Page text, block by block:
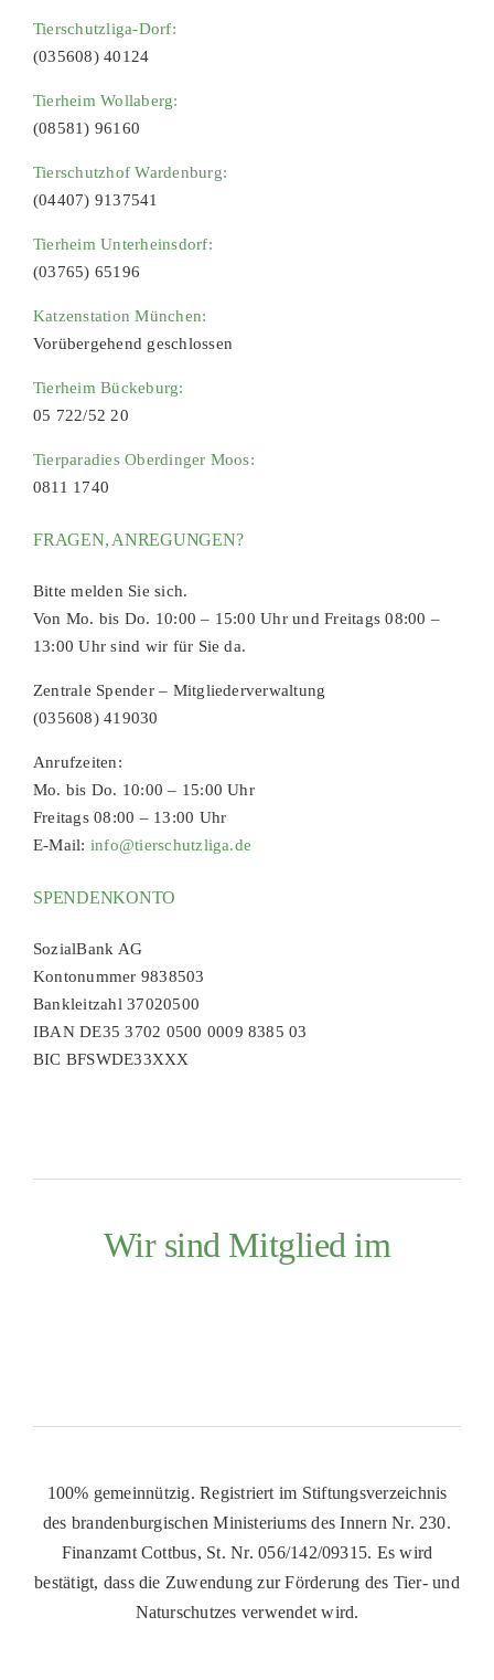
Tierschutzliga-Dorf:
(035608) 40124
Tierheim Wollaberg:
(08581) 96160
Tierschutzhof Wardenburg:
(04407) 9137541
Tierheim Unterheinsdorf:
(03765) 65196
Katzenstation München:
Vorübergehend geschlossen
Tierheim Bückeburg:
05 722/52 20
Tierparadies Oberdinger Moos:
0811 1740
FRAGEN, ANREGUNGEN?
Bitte melden Sie sich.
Von Mo. bis Do. 10:00 – 15:00 Uhr und Freitags 08:00 –
13:00 Uhr sind wir für Sie da.
Zentrale Spender – Mitgliederverwaltung
(035608) 419030
Anrufzeiten:
Mo. bis Do. 10:00 – 15:00 Uhr
Freitags 08:00 – 13:00 Uhr
E-Mail: info@tierschutzliga.de
SPENDENKONTO
SozialBank AG
Kontonummer 9838503
Bankleitzahl 37020500
IBAN DE35 3702 0500 0009 8385 03
BIC BFSWDE33XXX
Wir sind Mitglied im
100% gemeinnützig. Registriert im Stiftungsverzeichnis
des brandenburgischen Ministeriums des Innern Nr. 230.
Finanzamt Cottbus, St. Nr. 056/142/09315. Es wird
bestätigt, dass die Zuwendung zur Förderung des Tier- und
Naturschutzes verwendet wird.